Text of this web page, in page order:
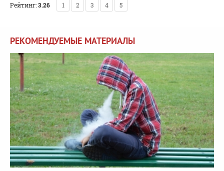
Рейтинг:3.26 1 2 3 4 5
РЕКОМЕНДУЕМЫЕ МАТЕРИАЛЫ